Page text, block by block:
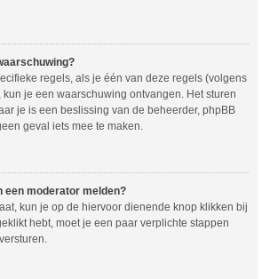
regels, als je één van deze regels (volgens
je een waarschuwing ontvangen. Het sturen
je is een beslissing van de beheerder, phpBB
geval iets mee te maken.
een moderator melden?
kun je op de hiervoor dienende knop klikken bij
hebt, moet je een paar verplichte stappen